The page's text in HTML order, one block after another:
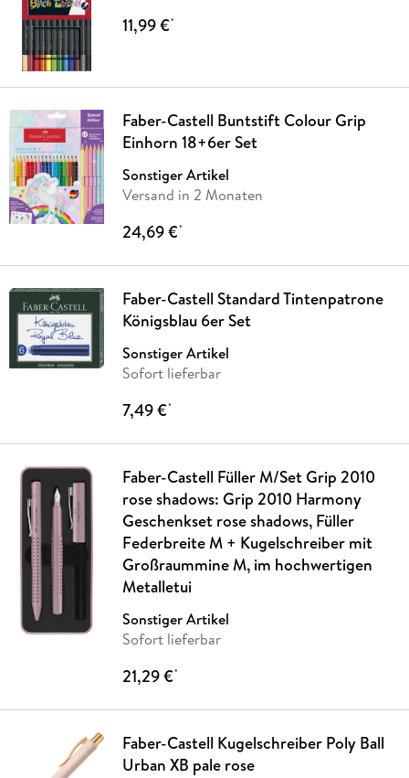
11,99 €*
Faber-Castell Buntstift Colour Grip
Einhorn 18+6er Set
Sonstiger Artikel
Versand in 2 Monaten
24,69 €*
Faber-Castell Standard Tintenpatrone
Königsblau 6er Set
Sonstiger Artikel
Sofort lieferbar
7,49 €*
Faber-Castell Füller M/Set Grip 2010
rose shadows: Grip 2010 Harmony
Geschenkset rose shadows, Füller
Federbreite M + Kugelschreiber mit
Großraummine M, im hochwertigen
Metalletui
Sonstiger Artikel
Sofort lieferbar
21,29 €*
Faber-Castell Kugelschreiber Poly Ball
Urban XB pale rose